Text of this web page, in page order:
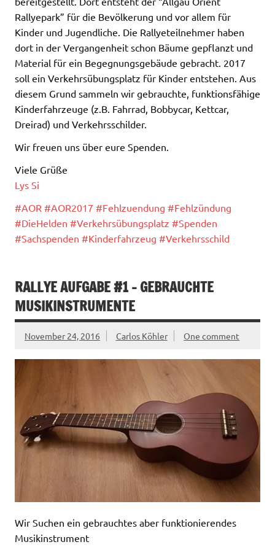
Rallyepark” für die Bevölkerung und vor allem für
Kinder und Jugendliche. Die Rallyeteilnehmer haben
dort in der Vergangenheit schon Bäume gepflanzt und
Material für ein Begegnungsgebäude gebracht. 2017
soll ein Verkehrsübungsplatz für Kinder entstehen. Aus
diesem Grund sammeln wir gebrauchte, funktionsfähige
Kinderfahrzeuge (z.B. Fahrrad, Bobbycar, Kettcar,
Dreirad) und Verkehrsschilder.
Wir freuen uns über eure Spenden.
Viele Grüße
Lys Si
#AOR #AOR2017 #Fehlzuendung #Fehlzündung
#DieHelden #Verkehrsübungsplatz #Spenden
#Sachspenden #Kinderfahrzeug #Verkehrsschild
RALLYE AUFGABE #1 – GEBRAUCHTE
MUSIKINSTRUMENTE
November 24, 2016 Carlos Köhler One comment
Wir Suchen ein gebrauchtes aber funktionierendes
Musikinstrument